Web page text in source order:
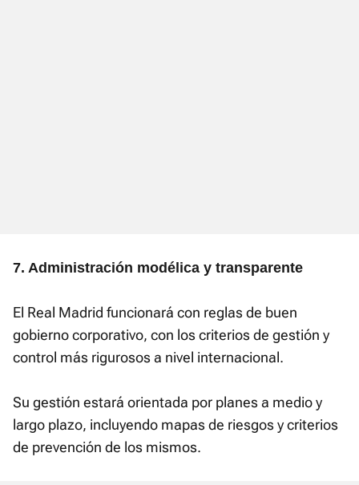
7. Administración modélica y transparente
El Real Madrid funcionará con reglas de buen
gobierno corporativo, con los criterios de gestión y
control más rigurosos a nivel internacional.
Su gestión estará orientada por planes a medio y
largo plazo, incluyendo mapas de riesgos y criterios
de prevención de los mismos.